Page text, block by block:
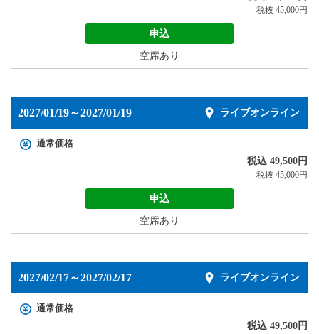
税抜 45,000円
申込
空席あり
2027/01/19～2027/01/19 ライブオンライン
通常価格
税込 49,500円
税抜 45,000円
申込
空席あり
2027/02/17～2027/02/17 ライブオンライン
通常価格
税込 49,500円